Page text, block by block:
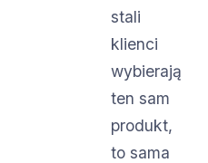
stali
klienci
wybierają
ten sam
produkt,
to sama